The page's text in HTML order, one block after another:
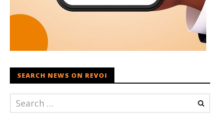
SEARCH NEWS ON REVOI